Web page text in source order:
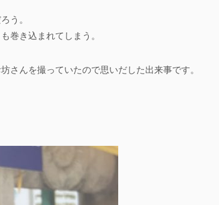
う。
巻き込まれてしまう。
さんを撮っていたので思いだした出来事です。